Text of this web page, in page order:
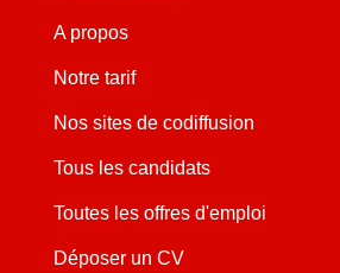
A propos
Notre tarif
Nos sites de codiffusion
Tous les candidats
Toutes les offres d'emploi
Déposer un CV